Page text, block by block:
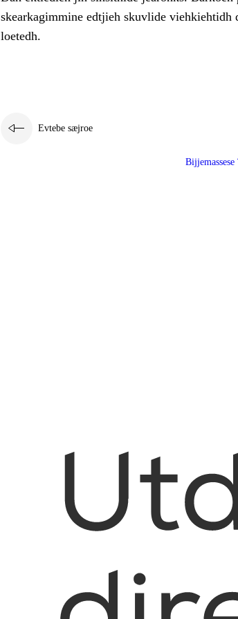
skearkagimmine edtjieh skuvlide viehkiehtidh
loetedh.
Evtebe sæjroe
Bijjemassese